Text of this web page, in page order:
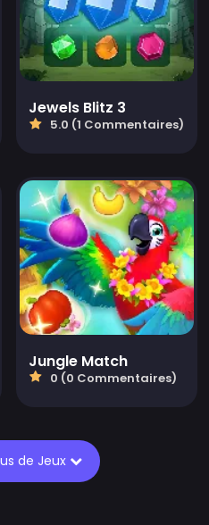
Jewels Blitz 3
5.0 (1 Commentaires)
Jungle Match
0 (0 Commentaires)
de Jeux